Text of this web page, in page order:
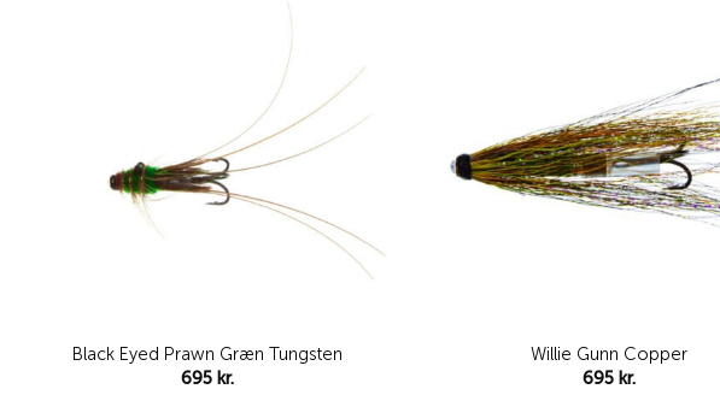
Black Eyed Prawn Græn Tungsten
695 kr.
Willie Gunn Copper
695kr.